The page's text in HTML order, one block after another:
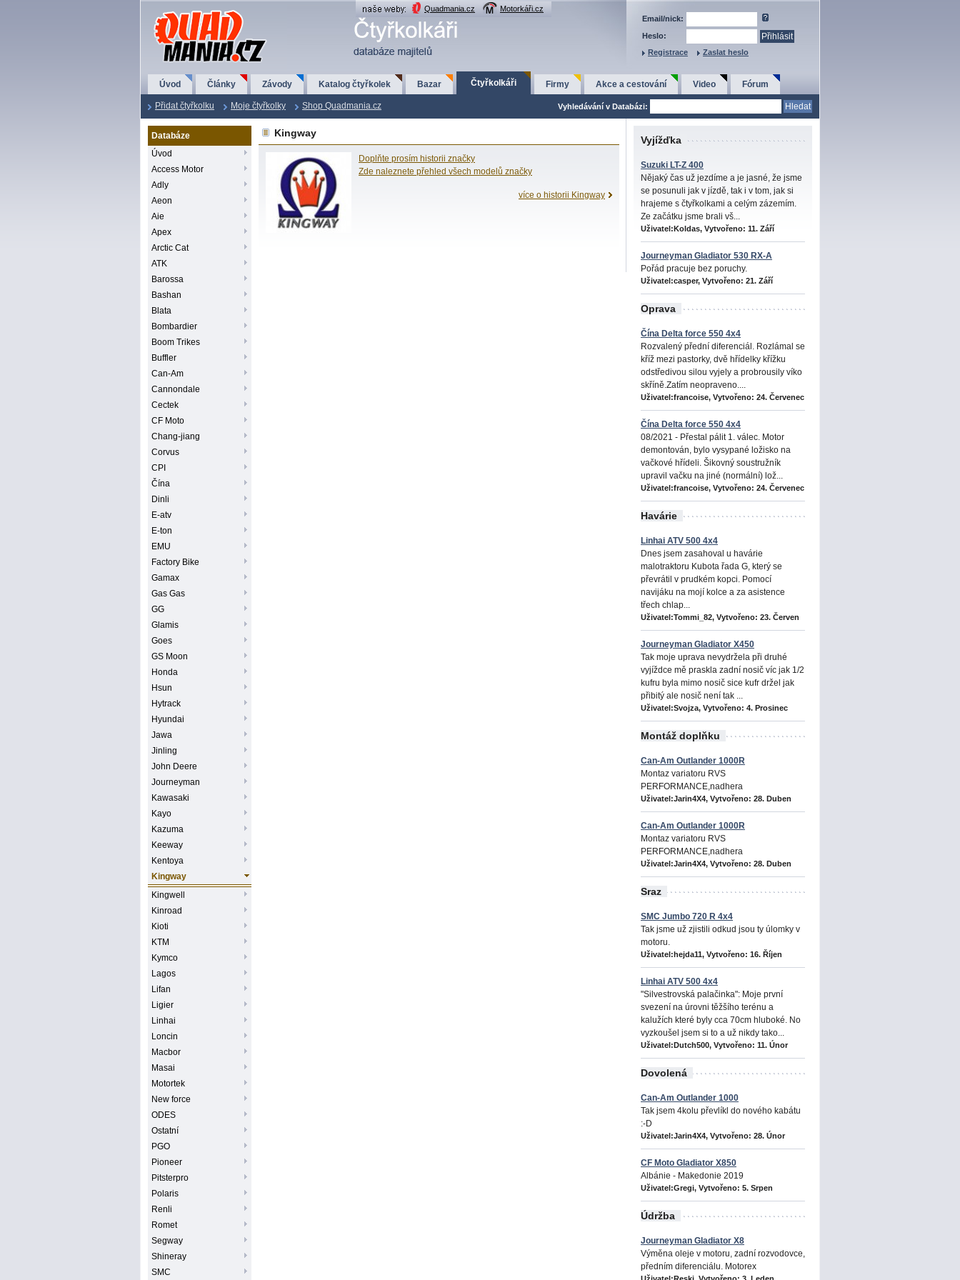
QuadMania.cz Quadmania.cz
Motorkáři.cz
Email/nick:
Heslo:
Registrace
Zaslat heslo
Úvod Články Závody Katalog čtyřkolek Bazar Čtyřkolkáři Firmy Akce a cestování Video Fórum
Přidat čtyřkolku Moje čtyřkolky Shop Quadmania.cz Vyhledávání v Databázi:
Databáze
Úvod
Access Motor
Adly
Aeon
Aie
Apex
Arctic Cat
ATK
Barossa
Bashan
Blata
Bombardier
Boom Trikes
Buffler
Can-Am
Cannondale
Cectek
CF Moto
Chang-jiang
Corvus
CPI
Čína
Dinli
E-atv
E-ton
EMU
Factory Bike
Gamax
Gas Gas
GG
Glamis
Goes
GS Moon
Honda
Hsun
Hytrack
Hyundai
Jawa
Jinling
John Deere
Journeyman
Kawasaki
Kayo
Kazuma
Keeway
Kentoya
Kingway
Kingwell
Kinroad
Kioti
KTM
Kymco
Lagos
Lifan
Ligier
Linhai
Loncin
Macbor
Masai
Motortek
New force
ODES
Ostatní
PGO
Pioneer
Pitsterpro
Polaris
Renli
Romet
Segway
Shineray
SMC
Kingway
Doplňte prosím historii značky
Zde naleznete přehled všech modelů značky
více o historii Kingway
Vyjížďka
Suzuki LT-Z 400
Nějaký čas už jezdíme a je jasné, že jsme
se posunuli jak v jízdě, tak i v tom, jak si
hrajeme s čtyřkolkami a celým zázemím.
Ze začátku jsme brali vš...
Uživatel:Koldas, Vytvořeno: 11. Září
Journeyman Gladiator 530 RX-A
Pořád pracuje bez poruchy.
Uživatel:casper, Vytvořeno: 21. Září
Oprava
Čína Delta force 550 4x4
Rozvalený přední diferenciál. Rozlámal se
kříž mezi pastorky, dvě hřídelky křížku
odstředivou silou vyjely a probrousily víko
skříně.Zatím neopraveno....
Uživatel:francoise, Vytvořeno: 24. Červenec
Čína Delta force 550 4x4
08/2021 - Přestal pálit 1. válec. Motor
demontován, bylo vysypané ložisko na
vačkové hřídeli. Šikovný soustružník
upravil vačku na jiné (normální) lož...
Uživatel:francoise, Vytvořeno: 24. Červenec
Havárie
Linhai ATV 500 4x4
Dnes jsem zasahoval u havárie
malotraktoru Kubota řada G, který se
převrátil v prudkém kopci. Pomocí
navijáku na mojí kolce a za asistence
třech chlap...
Uživatel:Tommi_82, Vytvořeno: 23. Červen
Journeyman Gladiator X450
Tak moje uprava nevydržela při druhé
vyjíždce mě praskla zadní nosič víc jak 1/2
kufru byla mimo nosič sice kufr držel jak
přibitý ale nosič není tak ...
Uživatel:Svojza, Vytvořeno: 4. Prosinec
Montáž doplňku
Can-Am Outlander 1000R
Montaz variatoru RVS
PERFORMANCE,nadhera
Uživatel:Jarin4X4, Vytvořeno: 28. Duben
Can-Am Outlander 1000R
Montaz variatoru RVS
PERFORMANCE,nadhera
Uživatel:Jarin4X4, Vytvořeno: 28. Duben
Sraz
SMC Jumbo 720 R 4x4
Tak jsme už zjistili odkud jsou ty úlomky v
motoru.
Uživatel:hejda11, Vytvořeno: 16. Říjen
Linhai ATV 500 4x4
"Silvestrovská palačinka": Moje první
svezení na úrovni těžšího terénu a
kalužích které byly cca 70cm hluboké. No
vyzkoušel jsem si to a už nikdy tako...
Uživatel:Dutch500, Vytvořeno: 11. Únor
Dovolená
Can-Am Outlander 1000
Tak jsem 4kolu převlíkl do nového kabátu
:-D
Uživatel:Jarin4X4, Vytvořeno: 28. Únor
CF Moto Gladiator X850
Albánie - Makedonie 2019
Uživatel:Gregi, Vytvořeno: 5. Srpen
Údržba
Journeyman Gladiator X8
Výměna oleje v motoru, zadní rozvodovce,
předním diferenciálu. Motorex